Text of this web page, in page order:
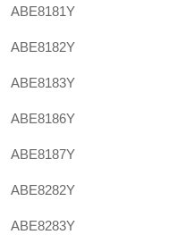
ABE8181Y
ABE8182Y
ABE8183Y
ABE8186Y
ABE8187Y
ABE8282Y
ABE8283Y